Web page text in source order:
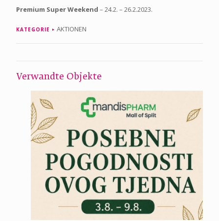
Premium Super Weekend – 24.2. – 26.2.2023.
KATEGORIE AKTIONEN
Verwandte Objekte